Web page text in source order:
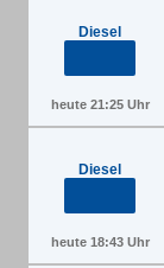
Diesel
heute 21:25 Uhr
Diesel
heute 18:43 Uhr